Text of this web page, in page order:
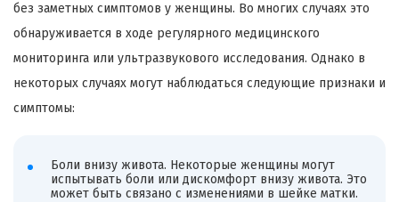
без заметных симптомов у женщины. Во многих случаях это
обнаруживается в ходе регулярного медицинского
мониторинга или ультразвукового исследования. Однако в
некоторых случаях могут наблюдаться следующие признаки и
симптомы:
Боли внизу живота. Некоторые женщины могут
испытывать боли или дискомфорт внизу живота. Это
может быть связано с изменениями в шейке матки.